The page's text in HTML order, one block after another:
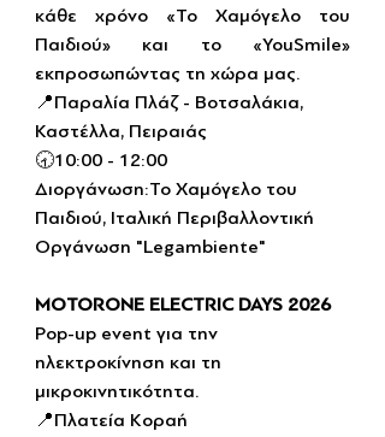
κάθε χρόνο «Το Χαμόγελο του
Παιδιού» και το «YouSmile»
εκπροσωπώντας τη χώρα μας.
📍Παραλία Πλάζ - Βοτσαλάκια,
Καστέλλα, Πειραιάς
🕣10:00 - 12:00
Διοργάνωση:Το Χαμόγελο του
Παιδιού, Ιταλική Περιβαλλοντική
Οργάνωση "Legambiente"
MOTORONE ELECTRIC DAYS 2026
Pop-up event για την
ηλεκτροκίνηση και τη
μικροκινητικότητα.
📍Πλατεία Κοραή